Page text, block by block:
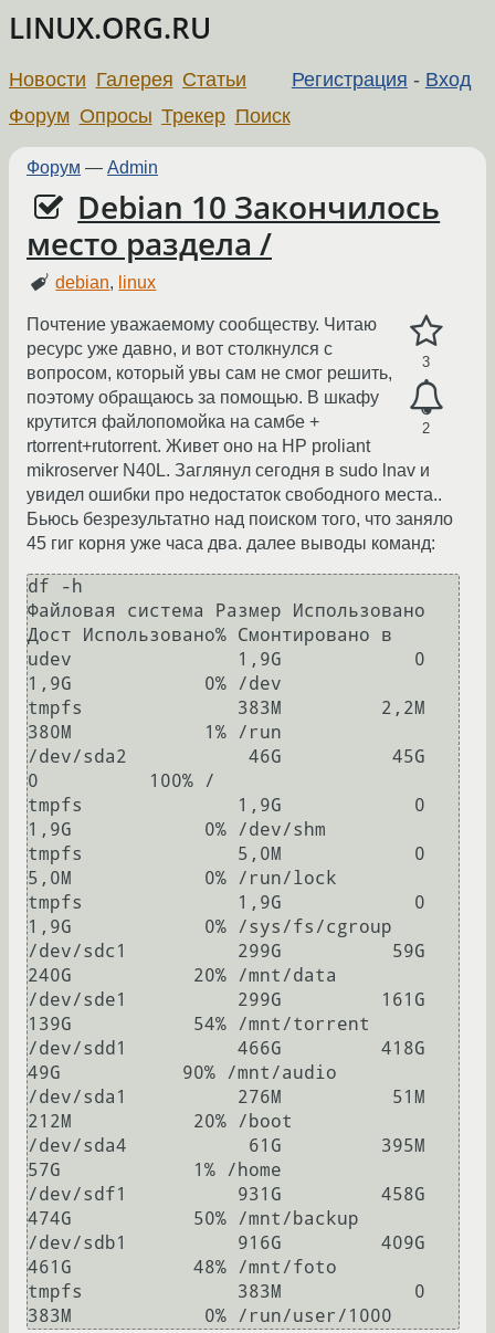
LINUX.ORG.RU
Регистрация - Вход
Новости Галерея Статьи
Форум Опросы Трекер Поиск
Форум — Admin
Debian 10 Закончилось
место раздела /
debian, linux
3
2
Почтение уважаемому сообществу. Читаю
ресурс уже давно, и вот столкнулся с
вопросом, который увы сам не смог решить,
поэтому обращаюсь за помощью. В шкафу
крутится файлопомойка на самбе +
rtorrent+rutorrent. Живет оно на HP proliant
mikroserver N40L. Заглянул сегодня в sudo lnav и
увидел ошибки про недостаток свободного места..
Бьюсь безрезультатно над поиском того, что заняло
45 гиг корня уже часа два. далее выводы команд:
df -h
Файловая система Размер Использовано
Дост Использовано% Cмонтировано в
udev               1,9G            0
1,9G            0% /dev
tmpfs              383M         2,2M
380M            1% /run
/dev/sda2           46G          45G
0          100% /
tmpfs              1,9G            0
1,9G            0% /dev/shm
tmpfs              5,0M            0
5,0M            0% /run/lock
tmpfs              1,9G            0
1,9G            0% /sys/fs/cgroup
/dev/sdc1          299G          59G
240G           20% /mnt/data
/dev/sde1          299G         161G
139G           54% /mnt/torrent
/dev/sdd1          466G         418G
49G           90% /mnt/audio
/dev/sda1          276M          51M
212M           20% /boot
/dev/sda4           61G         395M
57G            1% /home
/dev/sdf1          931G         458G
474G           50% /mnt/backup
/dev/sdb1          916G         409G
461G           48% /mnt/foto
tmpfs              383M            0